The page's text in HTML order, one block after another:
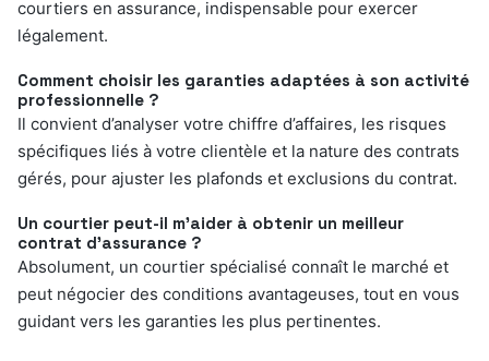
courtiers en assurance, indispensable pour exercer
légalement.
Comment choisir les garanties adaptées à son activité
professionnelle ?
Il convient d’analyser votre chiffre d’affaires, les risques
spécifiques liés à votre clientèle et la nature des contrats
gérés, pour ajuster les plafonds et exclusions du contrat.
Un courtier peut-il m’aider à obtenir un meilleur
contrat d’assurance ?
Absolument, un courtier spécialisé connaît le marché et
peut négocier des conditions avantageuses, tout en vous
guidant vers les garanties les plus pertinentes.